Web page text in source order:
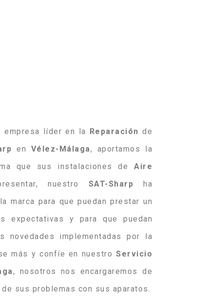
empresa líder en la Reparación de
en Vélez-Málaga, aportamos la
que sus instalaciones de Aire
nuestro SAT-Sharp ha
marca para que puedan prestar un
expectativas y para que puedan
novedades implementadas por la
más y confíe en nuestroServicio
, nosotros nos encargaremos de
sus problemas con sus aparatos.